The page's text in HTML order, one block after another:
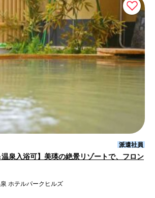
派遣社員
温泉入浴可】美瑛の絶景リゾートで、フロン
ホテルパークヒルズ